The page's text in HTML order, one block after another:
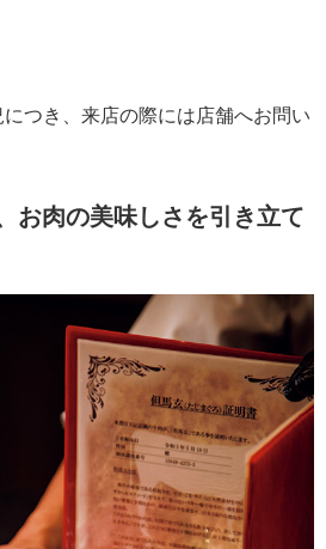
つき、来店の際には店舗へお問い
お肉の美味しさを引き立て